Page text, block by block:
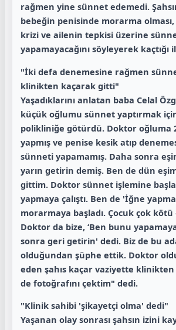
rağmen yine sünnet edemedi.
bebeğin penisinde morarma
krizi ve ailenin tepkisi üzerine
yapamayacağını söyleyerek
"İki defa denemesine rağmen
klinikten kaçarak gitti"
Yaşadıklarını anlatan baba Celal
küçük oğlumu sünnet yaptırmak
polikliniğe götürdü. Doktor oğluma
yapmış ve penise kesik atıp
sünneti yapamamış. Daha sonra
yarın getirin demiş. Ben de dün
gittim. Doktor sünnet işlemine
yapmaya çalıştı. Ben de 'İğne
morarmaya başladı. Çocuk çok
Doktor da bize, ‘Ben bunu
sonra geri getirin' dedi. Biz de bu
olduğundan şüphe ettik. Doktor
eden şahıs kaçar vaziyette klinikten
de fotoğrafını çektim" dedi.
"Klinik sahibi 'şikayetçi olma' dedi"
Yaşanan olay sonrası şahsın izini